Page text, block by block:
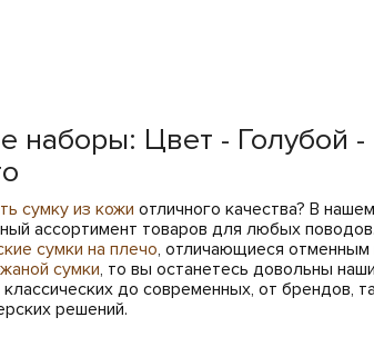
наборы: Цвет - Голубой -
сумку из кожи отличного качества? В нашем
ассортимент товаров для любых
сумки на плечо, отличающиеся отменным
сумки, то вы останетесь довольны
до современных, от брендов,
решений.